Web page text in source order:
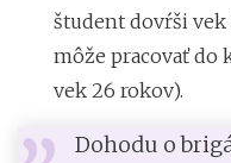
študent dovŕši
môže pracovať do
vek 26 rokov).
Dohodu o